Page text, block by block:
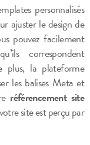
personnalisés
ajuster le design de
pouvez facilement
correspondent
plus, la plateforme
les balises Meta et
référencement site
site est perçu par